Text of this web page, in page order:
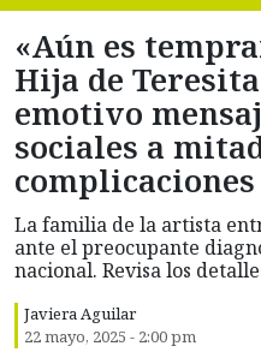
«Aún es
Hija de
emotivo
sociales a
La familia de la artista
ante el preocupante
nacional. Revisa los
Javiera Aguilar
22 mayo, 2025 - 2:00 pm